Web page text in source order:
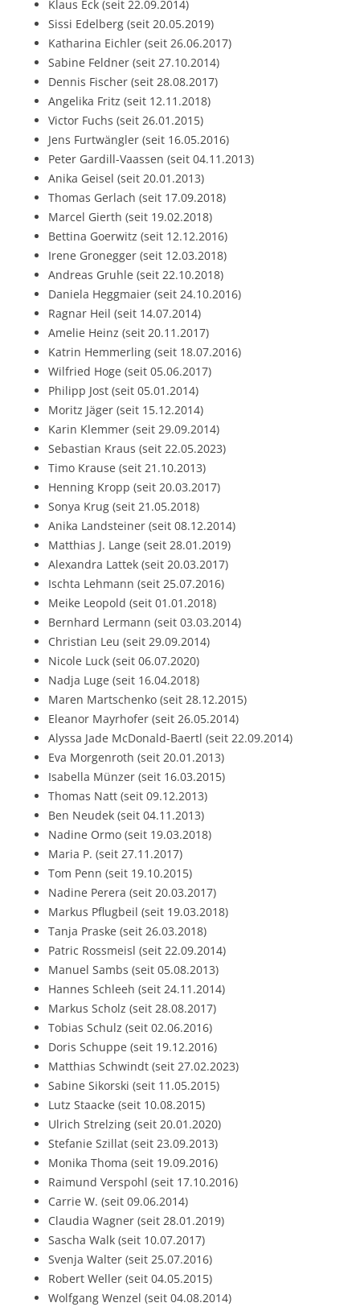
Klaus Eck (seit 22.09.2014)
Sissi Edelberg (seit 20.05.2019)
Katharina Eichler (seit 26.06.2017)
Sabine Feldner (seit 27.10.2014)
Dennis Fischer (seit 28.08.2017)
Angelika Fritz (seit 12.11.2018)
Victor Fuchs (seit 26.01.2015)
Jens Furtwängler (seit 16.05.2016)
Peter Gardill-Vaassen (seit 04.11.2013)
Anika Geisel (seit 20.01.2013)
Thomas Gerlach (seit 17.09.2018)
Marcel Gierth (seit 19.02.2018)
Bettina Goerwitz (seit 12.12.2016)
Irene Gronegger (seit 12.03.2018)
Andreas Gruhle (seit 22.10.2018)
Daniela Heggmaier (seit 24.10.2016)
Ragnar Heil (seit 14.07.2014)
Amelie Heinz (seit 20.11.2017)
Katrin Hemmerling (seit 18.07.2016)
Wilfried Hoge (seit 05.06.2017)
Philipp Jost (seit 05.01.2014)
Moritz Jäger (seit 15.12.2014)
Karin Klemmer (seit 29.09.2014)
Sebastian Kraus (seit 22.05.2023)
Timo Krause (seit 21.10.2013)
Henning Kropp (seit 20.03.2017)
Sonya Krug (seit 21.05.2018)
Anika Landsteiner (seit 08.12.2014)
Matthias J. Lange (seit 28.01.2019)
Alexandra Lattek (seit 20.03.2017)
Ischta Lehmann (seit 25.07.2016)
Meike Leopold (seit 01.01.2018)
Bernhard Lermann (seit 03.03.2014)
Christian Leu (seit 29.09.2014)
Nicole Luck (seit 06.07.2020)
Nadja Luge (seit 16.04.2018)
Maren Martschenko (seit 28.12.2015)
Eleanor Mayrhofer (seit 26.05.2014)
Alyssa Jade McDonald-Baertl (seit 22.09.2014)
Eva Morgenroth (seit 20.01.2013)
Isabella Münzer (seit 16.03.2015)
Thomas Natt (seit 09.12.2013)
Ben Neudek (seit 04.11.2013)
Nadine Ormo (seit 19.03.2018)
Maria P. (seit 27.11.2017)
Tom Penn (seit 19.10.2015)
Nadine Perera (seit 20.03.2017)
Markus Pflugbeil (seit 19.03.2018)
Tanja Praske (seit 26.03.2018)
Patric Rossmeisl (seit 22.09.2014)
Manuel Sambs (seit 05.08.2013)
Hannes Schleeh (seit 24.11.2014)
Markus Scholz (seit 28.08.2017)
Tobias Schulz (seit 02.06.2016)
Doris Schuppe (seit 19.12.2016)
Matthias Schwindt (seit 27.02.2023)
Sabine Sikorski (seit 11.05.2015)
Lutz Staacke (seit 10.08.2015)
Ulrich Strelzing (seit 20.01.2020)
Stefanie Szillat (seit 23.09.2013)
Monika Thoma (seit 19.09.2016)
Raimund Verspohl (seit 17.10.2016)
Carrie W. (seit 09.06.2014)
Claudia Wagner (seit 28.01.2019)
Sascha Walk (seit 10.07.2017)
Svenja Walter (seit 25.07.2016)
Robert Weller (seit 04.05.2015)
Wolfgang Wenzel (seit 04.08.2014)